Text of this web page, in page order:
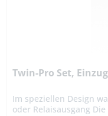
Twin-Pro Set,
Im speziellen Design
oder Relaisausgang